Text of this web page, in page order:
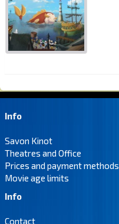
Info
Savon Kinot
Theatres and Office
Prices and payment methods
Movie age limits
Info
Contact